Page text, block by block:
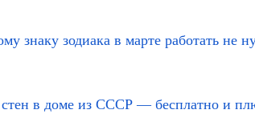
знаку зодиака в марте работать не
стен в доме из СССР — бесплатно и